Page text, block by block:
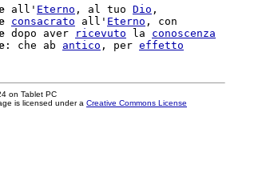
all' Eterno , al tuo Dio ,
consacrato all' Eterno , con
dopo aver ricevuto la conoscenza
: che ab antico , per effetto
on Tablet PC
is licensed under a Creative Commons License